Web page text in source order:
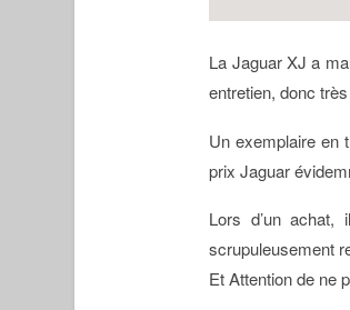
La Jaguar XJ a
entretien, donc
Un exemplaire en
prix Jaguar
Lors d’un achat,
scrupuleusement
Et Attention de ne